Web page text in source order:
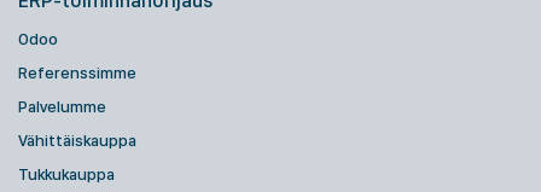
Odoo
Referenssimme
Palvelumme
Vähittäiskauppa
Tukkukauppa